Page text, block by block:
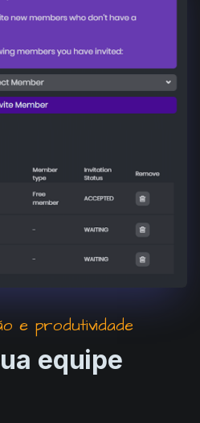
e produtividade
equipe